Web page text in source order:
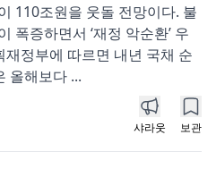
110조원을 웃돌 전망이다. 불
폭증하면서 ‘재정 악순환’ 우
정부에 따르면 내년 국채 순
올해보다 ...
샤라웃 보관